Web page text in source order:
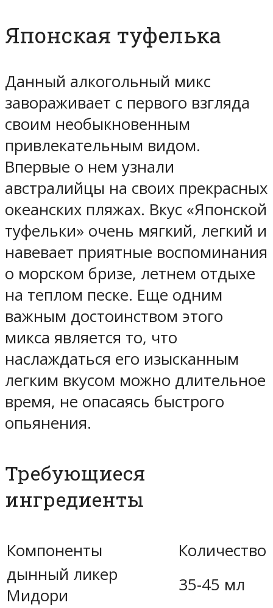
Японская туфелька
Данный алкогольный микс
завораживает с первого взгляда
своим необыкновенным
привлекательным видом.
Впервые о нем узнали
австралийцы на своих прекрасных
океанских пляжах. Вкус «Японской
туфельки» очень мягкий, легкий и
навевает приятные воспоминания
о морском бризе, летнем отдыхе
на теплом песке. Еще одним
важным достоинством этого
микса является то, что
наслаждаться его изысканным
легким вкусом можно длительное
время, не опасаясь быстрого
опьянения.
Требующиеся
ингредиенты
Компоненты
Количество
дынный ликер
Мидори
35-45 мл